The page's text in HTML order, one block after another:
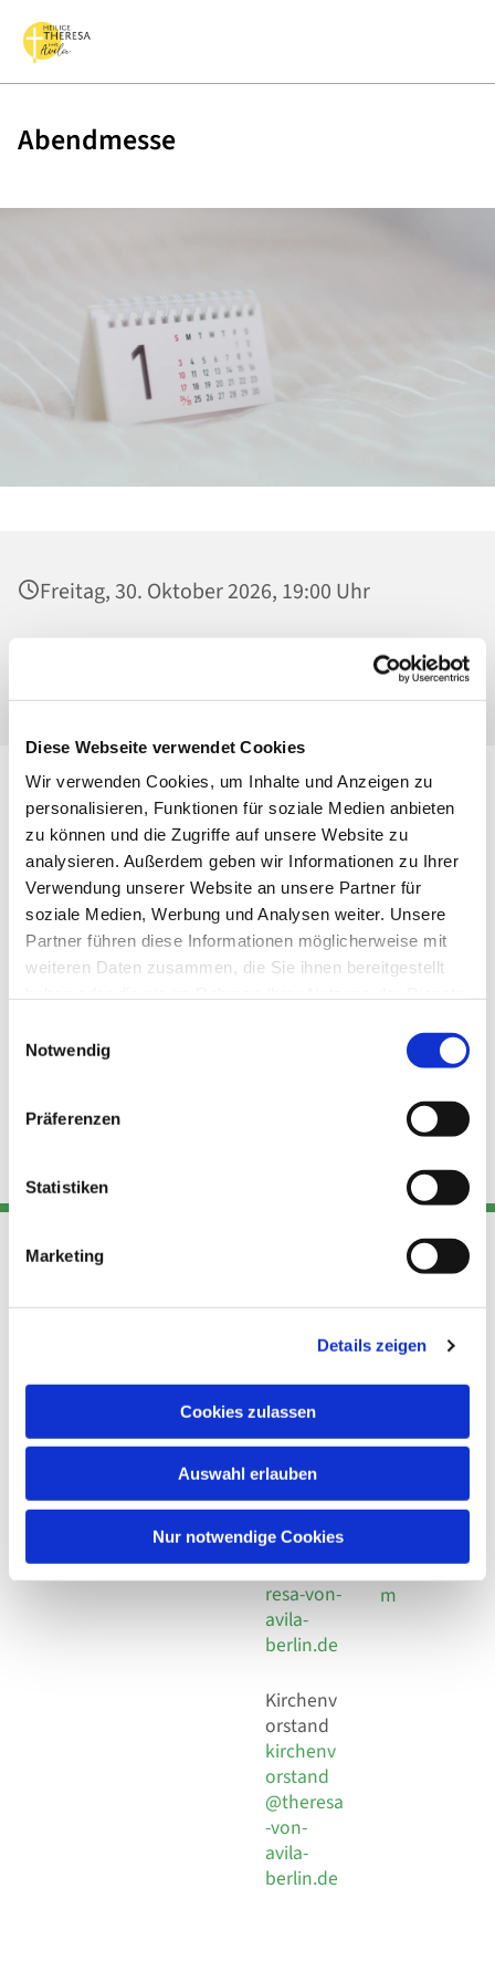
Diese Webseite verwendet Cookies
Wir verwenden Cookies, um Inhalte und Anzeigen zu
personalisieren, Funktionen für soziale Medien anbieten
zu können und die Zugriffe auf unsere Website zu
analysieren. Außerdem geben wir Informationen zu Ihrer
Verwendung unserer Website an unsere Partner für
soziale Medien, Werbung und Analysen weiter. Unsere
Partner führen diese Informationen möglicherweise mit
weiteren Daten zusammen, die Sie ihnen bereitgestellt
Notwendig
Präferenzen
Statistiken
Marketing
Details zeigen
Cookies zulassen
Auswahl erlauben
Nur notwendige Cookies
Abendmesse
Freitag, 30. Oktober 2026, 19:00 Uhr
St. Georg, Kirche, Kissingenplatz, 13189
Adresse
Kirchengemeinde Pfarrei
Hl. Theresa von Avila Berlin
Leitender Pfarrer - Norbert
Behaimstr. 39
Kont
Telefon
+49 30
924 64 28
Fax +49
30 924 54
18
E-Mail
info@the
resa-von-
avila-
berlin.de
Kirchenv
orstand
kirchenv
orstand
@theresa
-von-
avila-
berlin.de
Links
Datensch
utz
Social
Impressu
m